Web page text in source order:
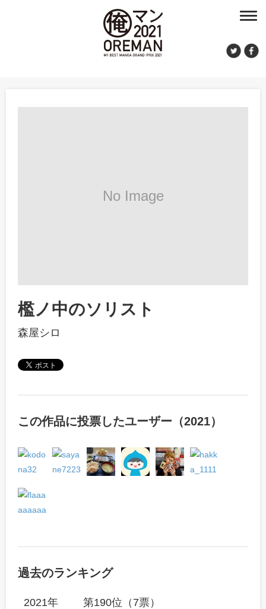
檻ノ中のソリスト
森屋シロ
この作品に投票したユーザー（2021）
過去のランキング
2021年 第190位（7票）